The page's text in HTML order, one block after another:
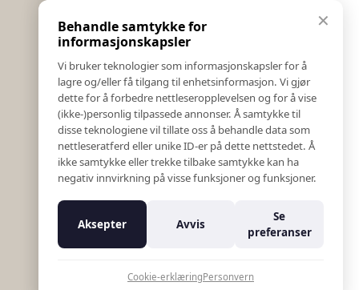
Informasjon
Salgs & Leveringsbetingelser
Registrer reklamasjon eller retur
Kontakt Oss
Bildebank
Følg Oss
Prislister
Etiske Retningslinjer
Åpenhetsloven
Varsling om kritikkverdige forhold
K18 Kurkalkulator
✕
Behandle samtykke for
informasjonskapsler
Vi bruker teknologier som informasjonskapsler for å
lagre og/eller få tilgang til enhetsinformasjon. Vi gjør
dette for å forbedre nettleseropplevelsen og for å vise
(ikke-)personlig tilpassede annonser. Å samtykke til
disse teknologiene vil tillate oss å behandle data som
nettleseratferd eller unike ID-er på dette nettstedet. Å
ikke samtykke eller trekke tilbake samtykke kan ha
negativ innvirkning på visse funksjoner og funksjoner.
Aksepter Avvis
Se
preferanser
Cookie-erklæringPersonvern
Eksklusive nyheter og
tilbud
Meld deg på vårt nyhetsbrev og hold deg oppdatert!
Her får du innblikk i nyheter, kampanjer og
konkurranser.
E-post